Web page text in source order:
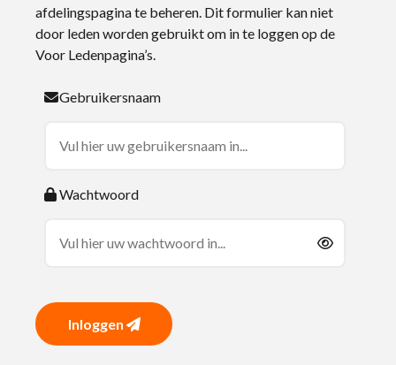
afdelingspagina te beheren. Dit formulier kan niet
door leden worden gebruikt om in te loggen op de
Voor Ledenpagina’s.
Gebruikersnaam
Wachtwoord
Inloggen